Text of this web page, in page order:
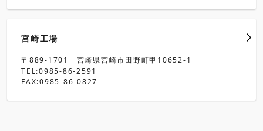
宮崎工場
〒889-1701 宮崎県宮崎市田野町甲10652-1
TEL:0985-86-2591
FAX:0985-86-0827